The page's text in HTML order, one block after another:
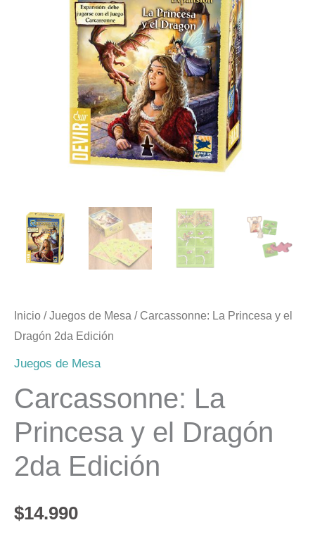
Inicio /Juegos de Mesa / Carcassonne: La Princesa y el
Dragón 2da Edición
Juegos de Mesa
Carcassonne: La
Princesa y el Dragón
2da Edición
$14.990